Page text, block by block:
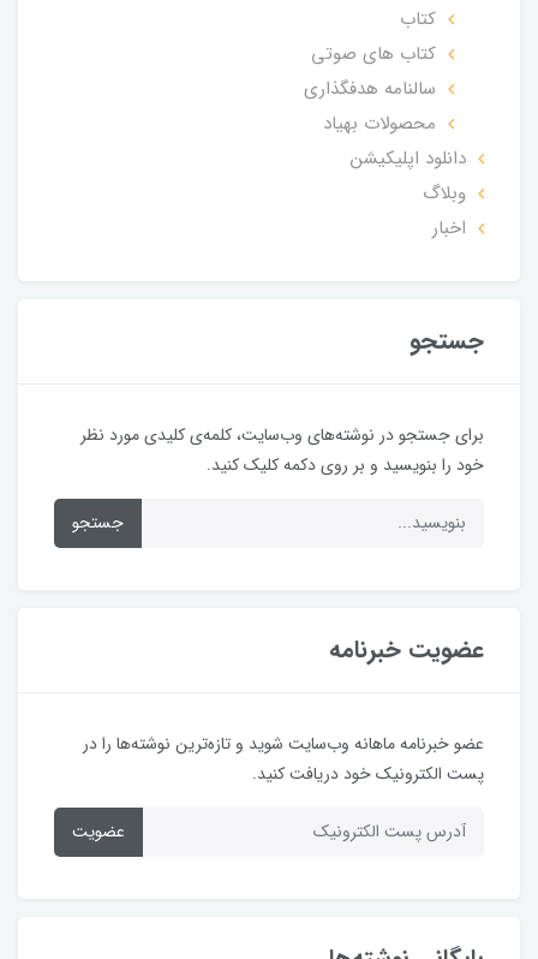
کتاب
کتاب های صوتی
سالنامه هدفگذاری
محصولات بهیاد
دانلود اپلیکیشن
وبلاگ
اخبار
جستجو
برای جستجو در نوشته‌های وب‌سایت، کلمه‌ی کلیدی مورد نظر
خود را بنویسید و بر روی دکمه کلیک کنید.
جستجو
عضویت خبرنامه
عضو خبرنامه ماهانه وب‌سایت شوید و تازه‌ترین نوشته‌ها را در
پست الکترونیک خود دریافت کنید.
عضویت